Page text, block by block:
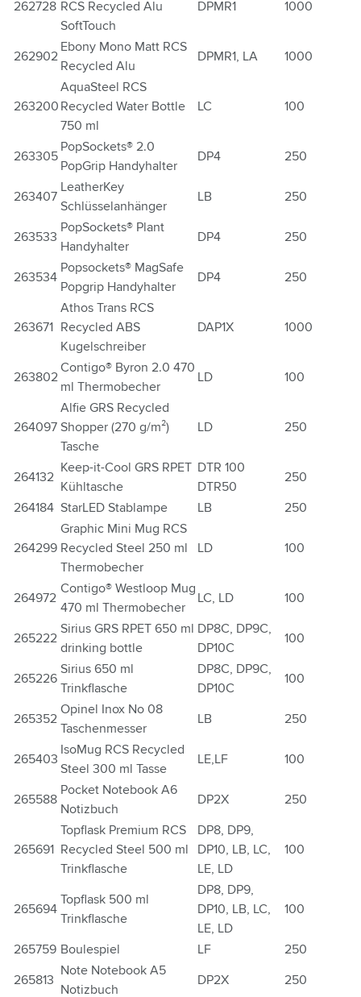
262728 RCS Recycled Alu
SoftTouch
DPMR1 1000
262902
Ebony Mono Matt RCS
Recycled Alu
DPMR1, LA 1000
263200
AquaSteel RCS
Recycled Water Bottle
750 ml
LC 100
263305
PopSockets® 2.0
PopGrip Handyhalter
DP4 250
263407
LeatherKey
Schlüsselanhänger
LB 250
263533
PopSockets® Plant
Handyhalter
DP4 250
263534
Popsockets® MagSafe
Popgrip Handyhalter
DP4 250
263671
Athos Trans RCS
Recycled ABS
Kugelschreiber
DAP1X 1000
263802
Contigo® Byron 2.0 470
ml Thermobecher
LD 100
264097
Alfie GRS Recycled
Shopper (270 g/m²)
Tasche
LD 250
264132
Keep-it-Cool GRS RPET
Kühltasche
DTR 100
DTR50
250
264184 StarLED Stablampe LB 250
264299
Graphic Mini Mug RCS
Recycled Steel 250 ml
Thermobecher
LD 100
264972
Contigo® Westloop Mug
470 ml Thermobecher
LC, LD 100
265222
Sirius GRS RPET 650 ml
drinking bottle
DP8C, DP9C,
DP10C
100
265226
Sirius 650 ml
Trinkflasche
DP8C, DP9C,
DP10C
100
265352
Opinel Inox No 08
Taschenmesser
LB 250
265403
IsoMug RCS Recycled
Steel 300 ml Tasse
LE,LF 100
265588
Pocket Notebook A6
Notizbuch
DP2X 250
265691
Topflask Premium RCS
Recycled Steel 500 ml
Trinkflasche
DP8, DP9,
DP10, LB, LC,
LE, LD
100
265694
Topflask 500 ml
Trinkflasche
DP8, DP9,
DP10, LB, LC,
LE, LD
100
265759 Boulespiel LF 250
265813
Note Notebook A5
Notizbuch
DP2X 250